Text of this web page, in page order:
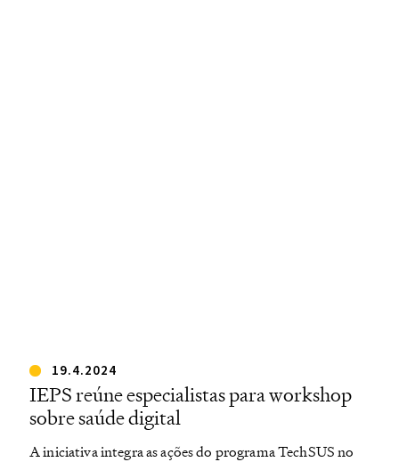
19.4.2024
IEPS reúne especialistas para workshop
sobre saúde digital
A iniciativa integra as ações do programa TechSUS no